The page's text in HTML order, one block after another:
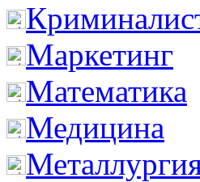
Маркетинг
Математика
Медицина